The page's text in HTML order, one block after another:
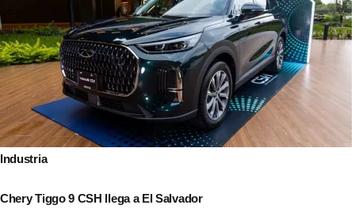
de
entradas
Industria
Chery Tiggo 9 CSH llega a El Salvador